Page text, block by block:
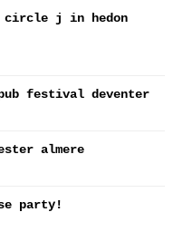
circle j in hedon
festival deventer
almere
party!